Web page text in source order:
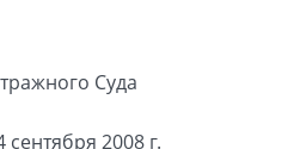
Суда
сентября 2008 г.